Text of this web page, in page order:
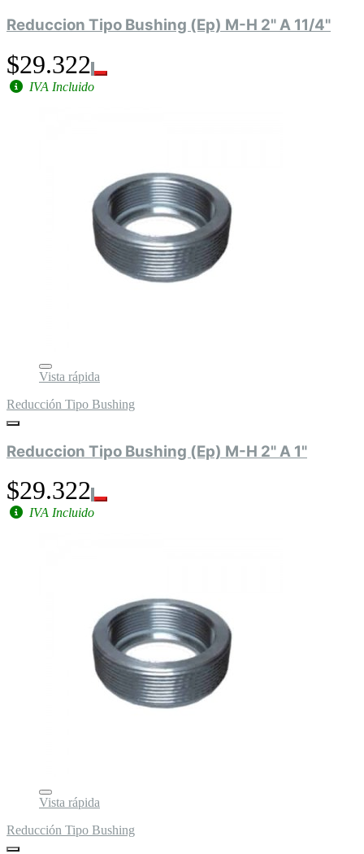
Reduccion Tipo Bushing (Ep) M-H 2" A 11/4"
$29.322
IVA Incluido
Vista rápida
Reducción Tipo Bushing
Reduccion Tipo Bushing (Ep) M-H 2" A 1"
$29.322
IVA Incluido
Vista rápida
Reducción Tipo Bushing